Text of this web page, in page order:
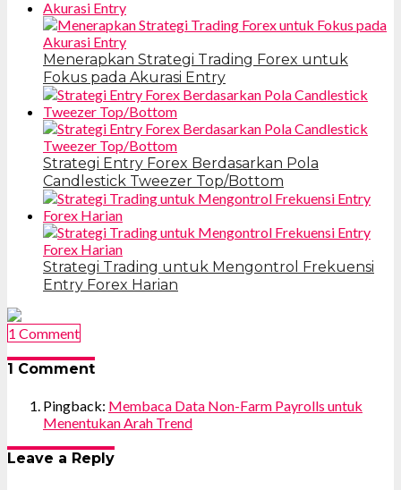
Menerapkan Strategi Trading Forex untuk
Fokus pada Akurasi Entry
Strategi Entry Forex Berdasarkan Pola
Candlestick Tweezer Top/Bottom
Strategi Trading untuk Mengontrol Frekuensi
Entry Forex Harian
1 Comment
1 Comment
Pingback: Membaca Data Non-Farm Payrolls untuk
Menentukan Arah Trend
Leave a Reply